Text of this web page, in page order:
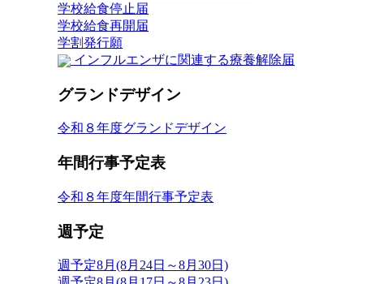
学校給食停止届
学校給食再開届
学割発行願
インフルエンザに関連する療養解除届
グランドデザイン
令和８年度グランドデザイン
年間行事予定表
令和８年度年間行事予定表
週予定
週予定8月(8月24日～8月30日)